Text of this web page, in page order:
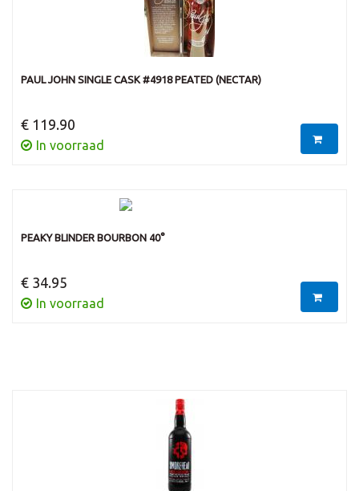
PAUL JOHN SINGLE CASK #4918 PEATED (NECTAR)
€ 119.90
In voorraad
PEAKY BLINDER BOURBON 40°
€ 34.95
In voorraad